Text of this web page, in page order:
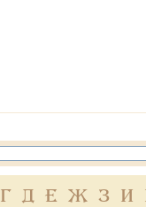
Г Д Е Ж З И